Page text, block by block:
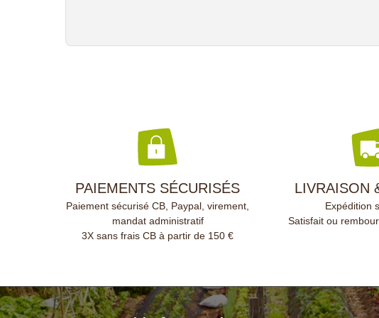
PAIEMENTS SÉCURISÉS
Paiement sécurisé CB, Paypal, virement,
mandat administratif
3X sans frais CB à partir de 150 €
LIVRAISON
Expédition
Satisfait ou